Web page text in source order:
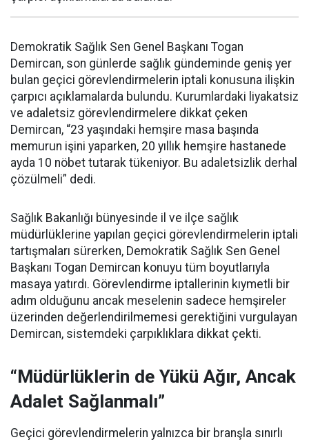
Demokratik Sağlık Sen Genel Başkanı Togan
Demircan, son günlerde sağlık gündeminde geniş yer
bulan geçici görevlendirmelerin iptali konusuna ilişkin
çarpıcı açıklamalarda bulundu. Kurumlardaki liyakatsiz
ve adaletsiz görevlendirmelere dikkat çeken
Demircan, “23 yaşındaki hemşire masa başında
memurun işini yaparken, 20 yıllık hemşire hastanede
ayda 10 nöbet tutarak tükeniyor. Bu adaletsizlik derhal
çözülmeli” dedi.
Sağlık Bakanlığı bünyesinde il ve ilçe sağlık
müdürlüklerine yapılan geçici görevlendirmelerin iptali
tartışmaları sürerken, Demokratik Sağlık Sen Genel
Başkanı Togan Demircan konuyu tüm boyutlarıyla
masaya yatırdı. Görevlendirme iptallerinin kıymetli bir
adım olduğunu ancak meselenin sadece hemşireler
üzerinden değerlendirilmemesi gerektiğini vurgulayan
Demircan, sistemdeki çarpıklıklara dikkat çekti.
“Müdürlüklerin de Yükü Ağır, Ancak
Adalet Sağlanmalı”
Geçici görevlendirmelerin yalnızca bir branşla sınırlı